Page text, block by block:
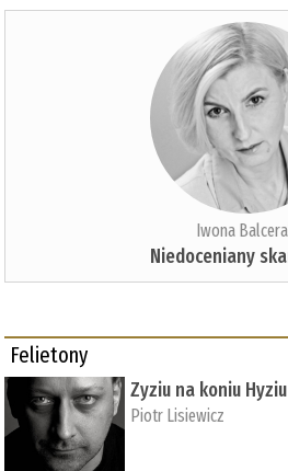
Iwona
Niedoceniany
Felietony
Zyziu na koniu Hyziu
Piotr Lisiewicz